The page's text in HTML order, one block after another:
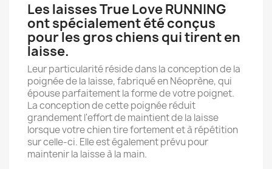
Les laisses True Love RUNNING
ont spécialement été conçus
pour les gros chiens qui tirent en
laisse.
Leur particularité réside dans la conception de la
poignée de la laisse, fabriqué en Néoprène, qui
épouse parfaitement la forme de votre poignet.
La conception de cette poignée réduit
grandement l'effort de maintient de la laisse
lorsque votre chien tire fortement et à répétition
sur celle-ci. Elle est également prévu pour
maintenir la laisse à la main.